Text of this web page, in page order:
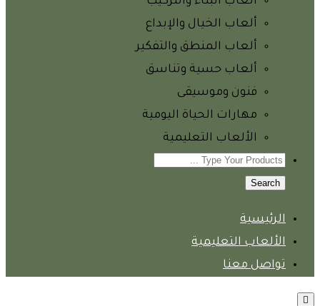
ألعاب الخيال والإبداع
ألعاب المنطق والتفكير
ألعاب حسية وتناسق
فنون وموسيقى
مهارات الحياة اليومية
الألعاب التعليمية
Search
الرئيسية
الألعاب التعليمية
تواصل معنا